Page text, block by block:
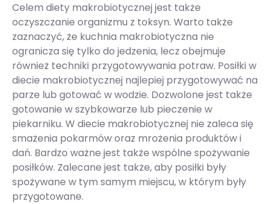
Celem diety makrobiotycznej jest także
oczyszczanie organizmu z toksyn. Warto także
zaznaczyć, że kuchnia makrobiotyczna nie
ogranicza się tylko do jedzenia, lecz obejmuje
również techniki przygotowywania potraw. Posiłki w
diecie makrobiotycznej najlepiej przygotowywać na
parze lub gotować w wodzie. Dozwolone jest także
gotowanie w szybkowarze lub pieczenie w
piekarniku. W diecie makrobiotycznej nie zaleca się
smażenia pokarmów oraz mrożenia produktów i
dań. Bardzo ważne jest także wspólne spożywanie
posiłków. Zalecane jest także, aby posiłki były
spożywane w tym samym miejscu, w którym były
przygotowane.